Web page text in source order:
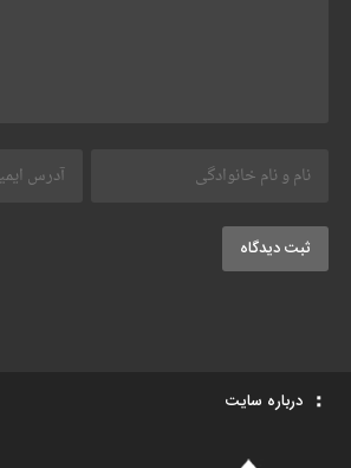
ثبت دیدگاه
درباره سایت